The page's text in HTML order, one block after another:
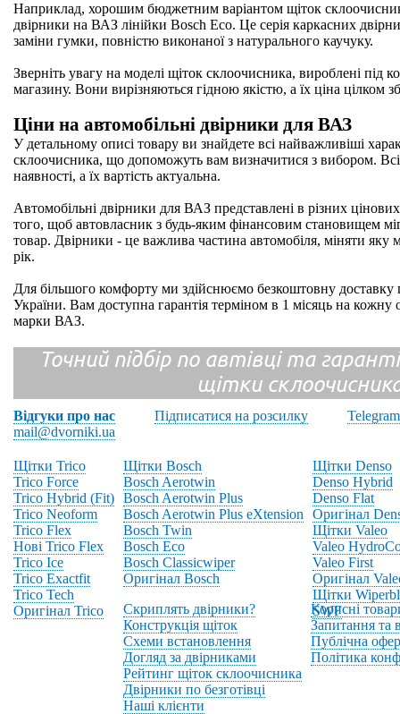
Наприклад, хорошим бюджетним варіантом щіток
двірники на ВАЗ лінійки Bosch Eco. Це серія каркасних
заміни гумки, повністю виконаної з натурального каучуку.
Зверніть увагу на моделі щіток склоочисника, вироблені під
магазину. Вони вирізняються гідною якістю, а їх ціна цілком
Ціни на автомобільні двірники для ВАЗ
У детальному описі товару ви знайдете всі найважливіші
склоочисника, що допоможуть вам визначитися з вибором.
наявності, а їх вартість актуальна.
Автомобільні двірники для ВАЗ представлені в різних
того, щоб автовласник з будь-яким фінансовим становищем
товар. Двірники - це важлива частина автомобіля, міняти яку
рік.
Для більшого комфорту ми здійснюємо безкоштовну доставку
України. Вам доступна гарантія терміном в 1 місяць на
марки ВАЗ.
Точний підбір по автівці та
щітки
Відгуки про нас Підписатися на розсилку
Telegram
mail@dvorniki.ua
Щітки Trico
Trico Force
Trico Hybrid (Fit)
Trico Neoform
Trico Flex
Нові Trico Flex
Trico Ice
Trico Exactfit
Trico Tech
Оригінал Trico
Щітки Bosch
Bosch Aerotwin
Bosch Aerotwin Plus
Bosch Aerotwin Plus eXtension
Bosch Twin
Bosch Eco
Bosch Classicwiper
Оригінал Bosch
Щітки Denso
Denso Hybrid
Denso Flat
Оригінал
Щітки Valeo
Valeo
Valeo First
Оригінал
Щітки
SWF
Скриплять двірники?
Конструкція щіток
Схеми встановлення
Догляд за двірниками
Рейтинг щіток склоочисника
Двірники по безготівці
Наші клієнти
Корисні
Запитання та
Публічна
Політика